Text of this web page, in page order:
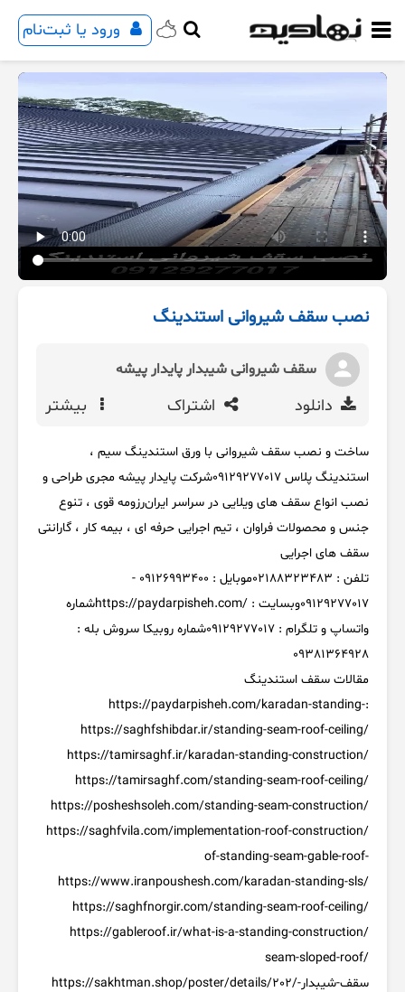
ورود یا ثبت‌نام
نصب سقف شیروانی استندینگ
سقف شیروانی شیبدار پایدار پیشه
دانلود اشتراک بیشتر
ساخت و نصب سقف شیروانی با ورق استندینگ سیم ،
استندینگ پلاس 09129277017
شرکت پایدار پیشه مجری طراحی و
نصب انواع سقف های ویلایی در سراسر ایرانرزومه قوی ، تنوع
جنس و محصولات فراوان ، تیم اجرایی حرفه ای ، بیمه کار ، گارانتی
سقف های اجرایی
تلفن : 02188323483
موبایل : 09126993400 -
09129277017وبسایت : https://paydarpisheh.com/شماره
واتساپ و تلگرام : 09129277017
شماره روبیکا سروش بله :
09381364928
مقالات سقف استندینگ
:
https://paydarpisheh.com/karadan-standing-
ceiling/
https://saghfshibdar.ir/standing-seam-roof-
construction/
https://tamirsaghf.ir/karadan-standing-
ceiling/
https://tamirsaghf.com/standing-seam-roof-
construction/
https://posheshsoleh.com/standing-seam-
roof-construction/
https://saghfvila.com/implementation-
of-standing-seam-gable-roof-
sls/
https://www.iranpoushesh.com/karadan-standing-
ceiling/
https://saghfnorgir.com/standing-seam-roof-
construction/
https://gableroof.ir/what-is-a-standing-
seam-sloped-roof/
https://sakhtman.shop/poster/details/202/سقف-شیبدار-